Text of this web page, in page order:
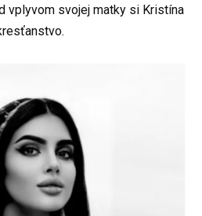
vplyvom svojej matky si Kristína